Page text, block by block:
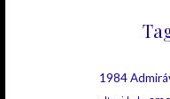
1984